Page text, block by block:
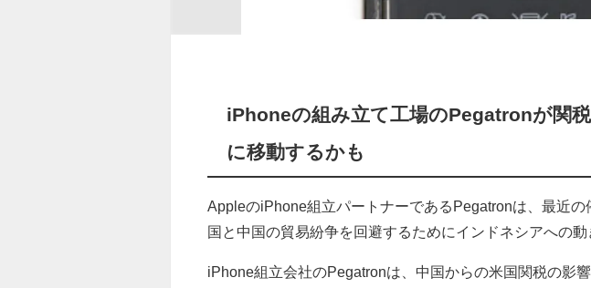
iPhoneの組み立て工場のPegatronが関
に移動するかも
AppleのiPhone組立パートナーであるPegatronは、最近
国と中国の貿易紛争を回避するためにインドネシアへの動
iPhone組立会社のPegatronは、中国からの米国関税の影